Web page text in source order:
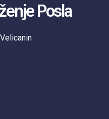
Posla